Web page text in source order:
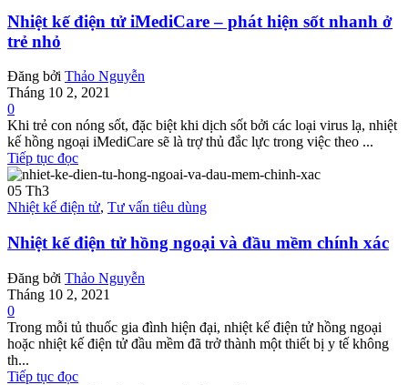
Nhiệt kế điện tử iMediCare – phát hiện sốt nhanh ở
trẻ nhỏ
Đăng bởi Thảo Nguyễn
Tháng 10 2, 2021
0
Khi trẻ con nóng sốt, đặc biệt khi dịch sốt bởi các loại virus lạ, nhiệt
kế hồng ngoại iMediCare sẽ là trợ thủ đắc lực trong việc theo ...
Tiếp tục đọc
05 Th3
Nhiệt kế điện tử, Tư vấn tiêu dùng
Nhiệt kế điện tử hồng ngoại và đầu mềm chính xác
Đăng bởi Thảo Nguyễn
Tháng 10 2, 2021
0
Trong mỗi tủ thuốc gia đình hiện đại, nhiệt kế điện tử hồng ngoại
hoặc nhiệt kế điện tử đầu mềm đã trở thành một thiết bị y tế không
th...
Tiếp tục đọc